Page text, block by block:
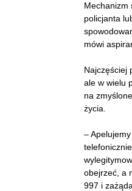
Mechanizm
policjanta
mówi
Najczęściej
ale w wielu
na
życia.
–
obejrzeć, a
997 i